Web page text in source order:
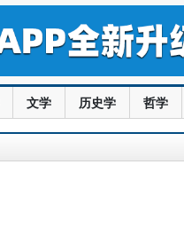
文学 历史学 哲学